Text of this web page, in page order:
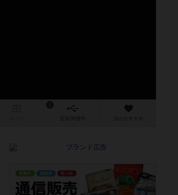
作 次のおすすめ